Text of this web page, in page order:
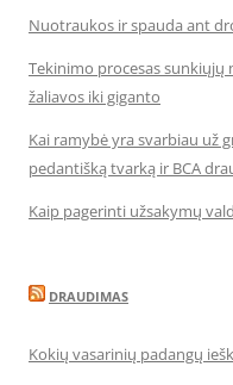
Nuotraukos ir spauda ant
Tekinimo procesas
žaliavos iki giganto
Kai ramybė yra svarbiau už
pedantišką tvarką ir BCA
Kaip pagerinti užsakymų
DRAUDIMAS
Kokių vasarinių padangų